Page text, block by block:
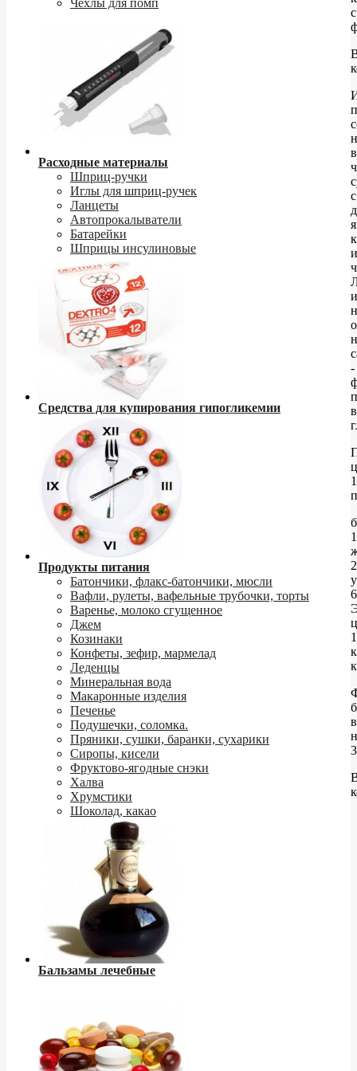
Расходные материалы
Шприц-ручки
Иглы для шприц-ручек
Ланцеты
Автопрокалыватели
Батарейки
Шприцы инсулиновые
Средства для купирования гипогликемии
Продукты питания
Батончики, флакс-батончики, мюсли
Вафли, рулеты, вафельные трубочки, торты
Варенье, молоко сгущенное
Джем
Козинаки
Конфеты, зефир, мармелад
Леденцы
Минеральная вода
Макаронные изделия
Печенье
Подушечки, соломка.
Пряники, сушки, баранки, сухарики
Сиропы, кисели
Фруктово-ягодные снэки
Халва
Хрумстики
Шоколад, какао
Бальзамы лечебные
с
с
и
-